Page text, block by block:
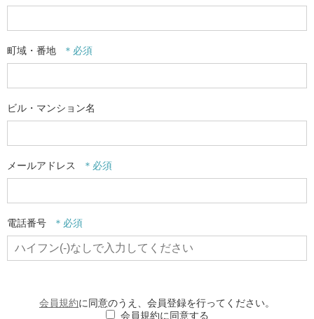
町域・番地
ビル・マンション名
メールアドレス
電話番号
会員規約に同意のうえ、会員登録を行ってください。
会員規約に同意する